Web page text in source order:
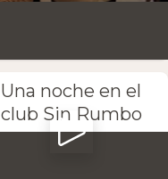
Una noche en el
club Sin Rumbo